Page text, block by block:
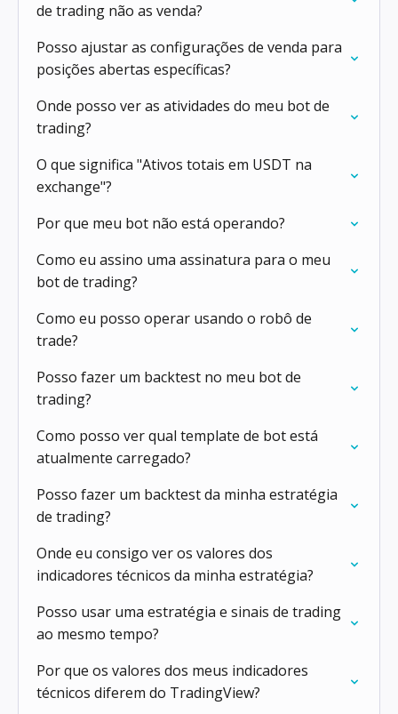
de trading não as venda?
Posso ajustar as configurações de venda para
posições abertas específicas?
Onde posso ver as atividades do meu bot de
trading?
O que significa "Ativos totais em USDT na
exchange"?
Por que meu bot não está operando?
Como eu assino uma assinatura para o meu
bot de trading?
Como eu posso operar usando o robô de
trade?
Posso fazer um backtest no meu bot de
trading?
Como posso ver qual template de bot está
atualmente carregado?
Posso fazer um backtest da minha estratégia
de trading?
Onde eu consigo ver os valores dos
indicadores técnicos da minha estratégia?
Posso usar uma estratégia e sinais de trading
ao mesmo tempo?
Por que os valores dos meus indicadores
técnicos diferem do TradingView?